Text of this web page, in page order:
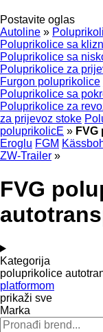
Postavite oglas
Autoline »
Poluprikolice sa
Poluprikolice sa
Poluprikolice za
Furgon poluprikolice
Poluprikolice sa
Poluprikolice za
za prijevoz stoke
poluprikolicE »
Eroglu FGM
ZW-Trailer »
FVG
Kategorija
poluprikolice
platformom
prikaži sve
Marka